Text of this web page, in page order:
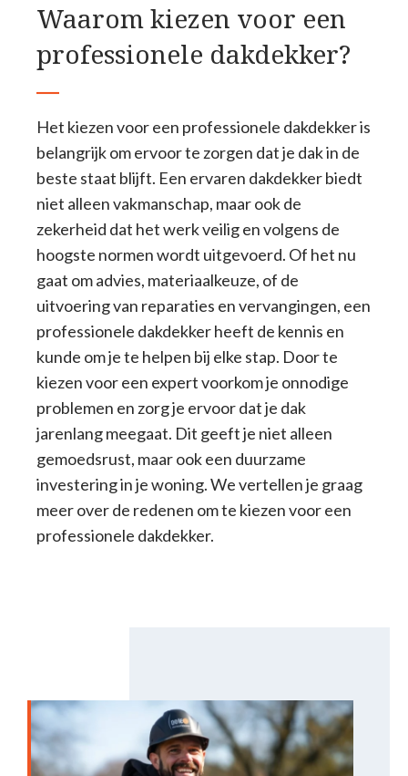
Waarom kiezen voor een
professionele dakdekker?
Het kiezen voor een professionele dakdekker is
belangrijk om ervoor te zorgen dat je dak in de
beste staat blijft. Een ervaren dakdekker biedt
niet alleen vakmanschap, maar ook de
zekerheid dat het werk veilig en volgens de
hoogste normen wordt uitgevoerd. Of het nu
gaat om advies, materiaalkeuze, of de
uitvoering van reparaties en vervangingen, een
professionele dakdekker heeft de kennis en
kunde om je te helpen bij elke stap. Door te
kiezen voor een expert voorkom je onnodige
problemen en zorg je ervoor dat je dak
jarenlang meegaat. Dit geeft je niet alleen
gemoedsrust, maar ook een duurzame
investering in je woning. We vertellen je graag
meer over de redenen om te kiezen voor een
professionele dakdekker.